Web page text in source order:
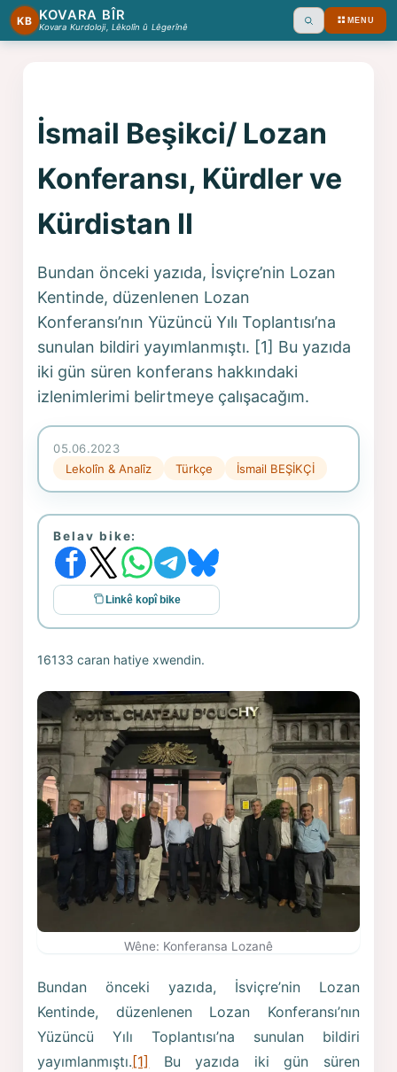
KB KOVARA BÎR
Kovara Kurdoloji, Lêkolîn û Lêgerînê Ara MENU
İsmail Beşikci/ Lozan
Konferansı, Kürdler ve
Kürdistan II
Bundan önceki yazıda, İsviçre’nin Lozan
Kentinde, düzenlenen Lozan
Konferansı’nın Yüzüncü Yılı Toplantısı’na
sunulan bildiri yayımlanmıştı. [1] Bu yazıda
iki gün süren konferans hakkındaki
izlenimlerimi belirtmeye çalışacağım.
05.06.2023
Lekolîn & Analîz
Türkçe İsmail BEŞİKÇİ
Belav bike:
Linkê kopî bike
16133 caran hatiye xwendin.
Wêne: Konferansa Lozanê
Bundan önceki yazıda, İsviçre’nin Lozan
Kentinde, düzenlenen Lozan Konferansı’nın
Yüzüncü Yılı Toplantısı’na sunulan bildiri
yayımlanmıştı. [1]
Bu yazıda iki gün süren